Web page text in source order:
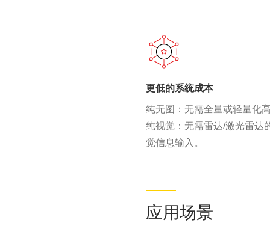
更低的系统成本
纯无图：无需全量或轻量化
纯视觉：无需雷达/激光雷达
觉信息输入。
应用场景